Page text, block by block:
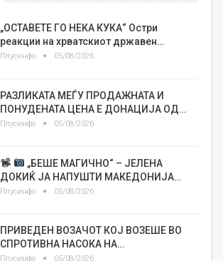
„ОСТАВЕТЕ ГО НЕКА КУКА“ Остри
реакции на хрватскиот државен…
Плусинфо 05/08/2026
РАЗЛИКАТА МЕЃУ ПРОДАЖНАТА И
ПОНУДЕНАТА ЦЕНА Е ДОНАЦИЈА ОД…
Плусинфо 05/08/2026
„БЕШЕ МАГИЧНО“ – ЈЕЛЕНА
ДОКИЌ ЈА НАПУШТИ МАКЕДОНИЈА…
Плусинфо 05/08/2026
ПРИВЕДЕН ВОЗАЧОТ КОЈ ВОЗЕШЕ ВО
СПРОТИВНА НАСОКА НА…
Плусинфо 05/08/2026